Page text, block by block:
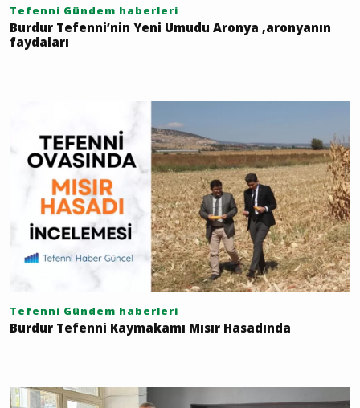
Tefenni Gündem haberleri
Burdur Tefenni’nin Yeni Umudu Aronya ,aronyanın
faydaları
Tefenni Gündem haberleri
Burdur Tefenni Kaymakamı Mısır Hasadında